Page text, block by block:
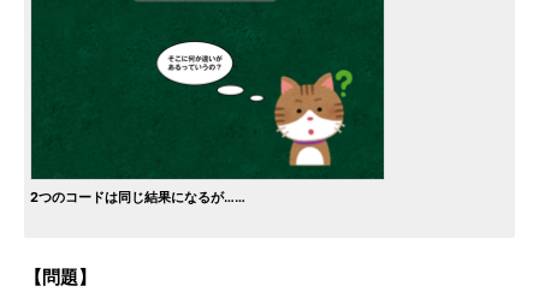
2つのコードは同じ結果になるが……
【問題】